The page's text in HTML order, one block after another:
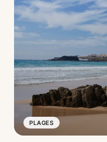
PLAGES